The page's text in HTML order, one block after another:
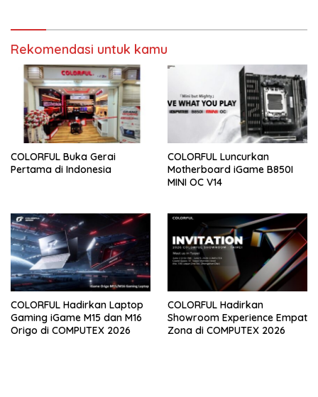
Rekomendasi untuk kamu
COLORFUL Buka Gerai
Pertama di Indonesia
COLORFUL Luncurkan
Motherboard iGame B850I
MINI OC V14
COLORFUL Hadirkan Laptop
Gaming iGame M15 dan M16
Origo di COMPUTEX 2026
COLORFUL Hadirkan
Showroom Experience Empat
Zona di COMPUTEX 2026